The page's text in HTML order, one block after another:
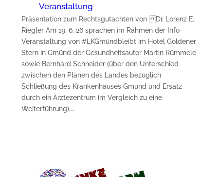
Veranstaltung
Präsentation zum Rechtsgutachten von Dr. Lorenz E.
Riegler Am 19. 6. 26 sprachen im Rahmen der Info-
Veranstaltung von #LKGmündbleibt im Hotel Goldener
Stern in Gmünd der Gesundheitsautor Martin Rümmele
sowie Bernhard Schneider (über den Unterschied
zwischen den Plänen des Landes bezüglich
Schließung des Krankenhauses Gmünd und Ersatz
durch ein Ärztezentrum im Vergleich zu eine
Weiterführung).…